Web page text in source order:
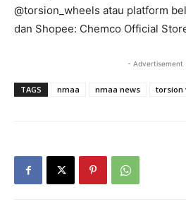
@torsion_wheels atau platform
dan Shopee: Chemco Official
- Advertisement
TAGS nmaa nmaa news torsion